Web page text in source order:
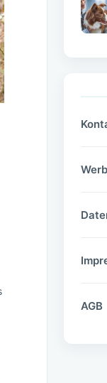
AGB